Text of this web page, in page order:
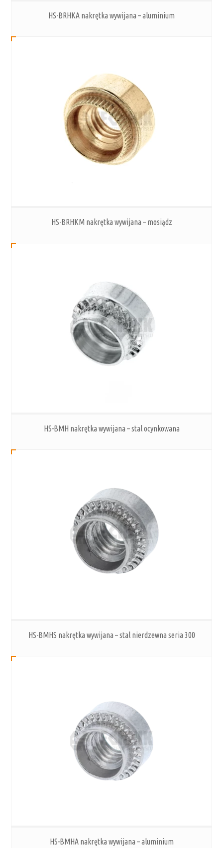
HS-BRHKA nakrętka wywijana – aluminium
HS-BRHKM nakrętka wywijana – mosiądz
HS-BMH nakrętka wywijana – stal ocynkowana
HS-BMHS nakrętka wywijana – stal nierdzewna seria 300
HS-BMHA nakrętka wywijana – aluminium